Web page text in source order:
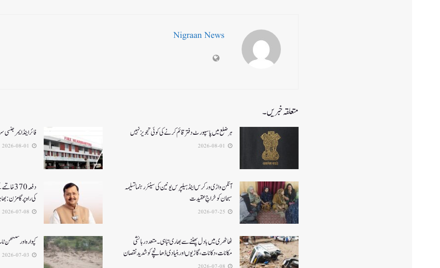
Nigraan News
متعلقہ خبریں۔
ہر ضلع میں پاسپورٹ دفتر قائم کرنے کی کوئی تجویز نہیں فائر اینڈ
آنگن واڑی ورکرس اینڈ ہیلپرس یونین کی سینئر رہنما تسلیمہ
سبحان کو خراجِ عقیدت
کی راہ پر گامزن :
ٹھاٹھری میں بادل پھٹنے سے بھاری تباہی۔متعددرہائشی
مکانات، دکانات، گاڑیوں اوربنیادی ڈھانچے کو شدید نقصان
کپوارہ اور سنتھن